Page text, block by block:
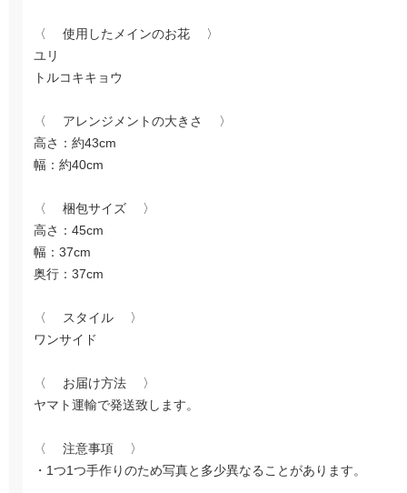
〈 使用したメインのお花 〉
ユリ
トルコキキョウ
〈 アレンジメントの大きさ 〉
高さ：約43cm
幅：約40cm
〈 梱包サイズ 〉
高さ：45cm
幅：37cm
奥行：37cm
〈 スタイル 〉
ワンサイド
〈 お届け方法 〉
ヤマト運輸で発送致します。
〈 注意事項 〉
・1つ1つ手作りのため写真と多少異なることがあります。